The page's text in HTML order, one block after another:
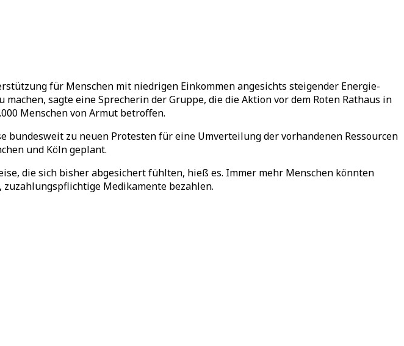
für Menschen mit niedrigen Einkommen angesichts steigender Energie-
sagte eine Sprecherin der Gruppe, die die Aktion vor dem Roten Rathaus in
Menschen von Armut betroffen.
zu neuen Protesten für eine Umverteilung der vorhandenen Ressourcen
und Köln geplant.
die sich bisher abgesichert fühlten, hieß es. Immer mehr Menschen könnten
Medikamente bezahlen.